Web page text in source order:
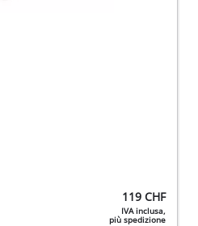
119 CHF
IVA inclusa,
più spedizione